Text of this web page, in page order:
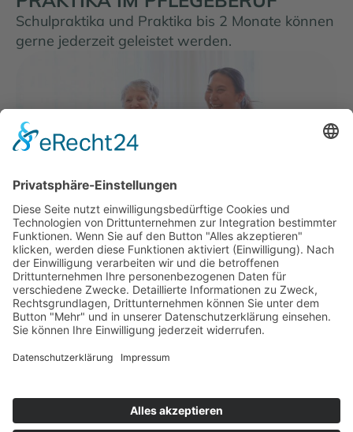
Schulpraktika und Praktika bis 2 Monate können
gerne jederzeit geleistet werden.
Praktikum anfragen →
Datenschutzerklärung